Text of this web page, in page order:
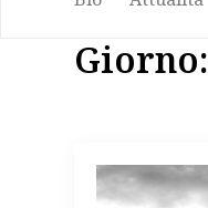
Giorno: